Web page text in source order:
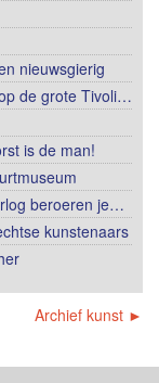
nieuwsgierig
de grote Tivoli…
is de man!
beroeren je…
kunstenaars
Archief kunst ►